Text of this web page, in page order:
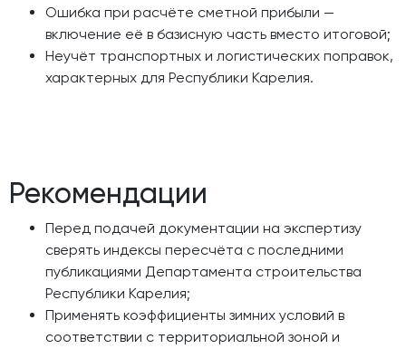
Ошибка при расчёте сметной прибыли —
включение её в базисную часть вместо итоговой;
Неучёт транспортных и логистических поправок,
характерных для Республики Карелия.
Рекомендации
Перед подачей документации на экспертизу
сверять индексы пересчёта с последними
публикациями Департамента строительства
Республики Карелия;
Применять коэффициенты зимних условий в
соответствии с территориальной зоной и